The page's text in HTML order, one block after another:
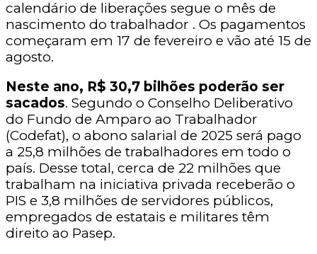
calendário de liberações segue o mês de
nascimento do trabalhador . Os pagamentos
começaram em 17 de fevereiro e vão até 15 de
agosto.
Neste ano, R$ 30,7 bilhões poderão ser
sacados. Segundo o Conselho Deliberativo
do Fundo de Amparo ao Trabalhador
(Codefat), o abono salarial de 2025 será pago
a 25,8 milhões de trabalhadores em todo o
país. Desse total, cerca de 22 milhões que
trabalham na iniciativa privada receberão o
PIS e 3,8 milhões de servidores públicos,
empregados de estatais e militares têm
direito ao Pasep.